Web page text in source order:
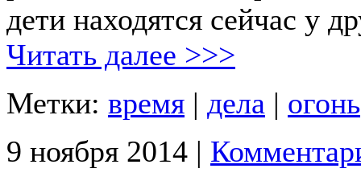
дети находятся сейчас у
Читать далее >>>
Метки: время | дела | огонь
9 ноября 2014 |